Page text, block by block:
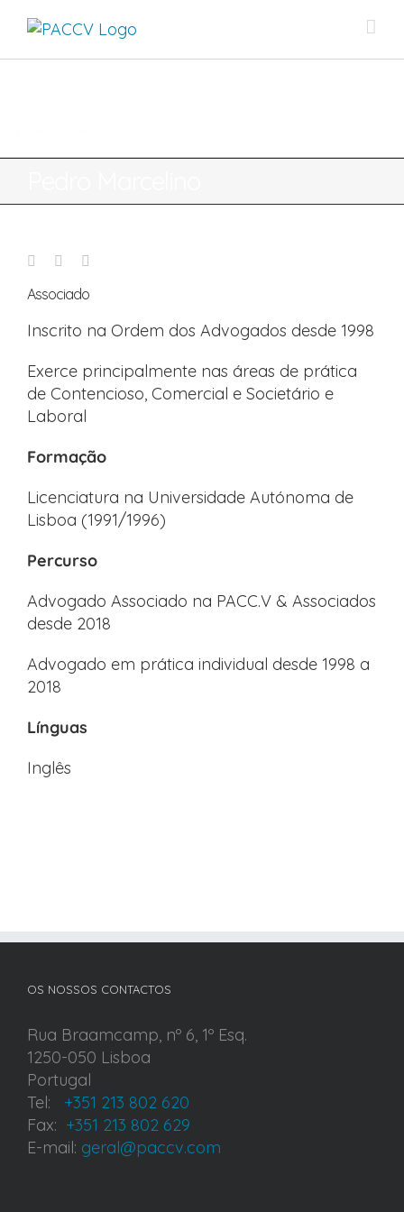
content
Associado
Inscrito na Ordem dos Advogados desde 1998
Exerce principalmente nas áreas de prática
de Contencioso, Comercial e Societário e
Laboral
Formação
Licenciatura na Universidade Autónoma de
Lisboa (1991/1996)
Percurso
Advogado Associado na PACC.V & Associados
desde 2018
Advogado em prática individual desde 1998 a
2018
Línguas
Inglês
OS NOSSOS CONTACTOS
Rua Braamcamp, nº 6, 1º Esq.
1250-050 Lisboa
Portugal
Tel:
+351 213 802 620
Fax: +351 213 802 629
E-mail: geral@paccv.com